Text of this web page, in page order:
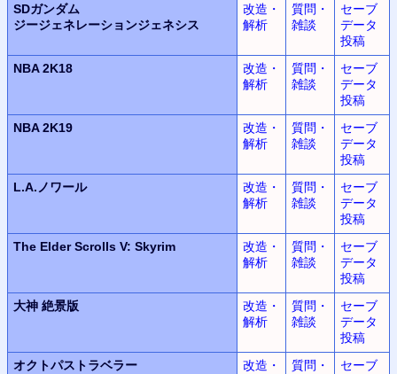
SDガンダム
ジージェネレーションジェネシス
改造・
解析
質問・
雑談
セーブ
データ
投稿
NBA 2K18
改造・
解析
質問・
雑談
セーブ
データ
投稿
NBA 2K19
改造・
解析
質問・
雑談
セーブ
データ
投稿
L.A. ノワール
改造・
解析
質問・
雑談
セーブ
データ
投稿
The Elder Scrolls V: Skyrim
改造・
解析
質問・
雑談
セーブ
データ
投稿
大神 絶景版
改造・
解析
質問・
雑談
セーブ
データ
投稿
オクトパストラベラー
改造・
質問・
セーブ